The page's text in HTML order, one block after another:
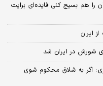
را هم بسیج کنی فایده‌ای برایت
ایران
شورش در ایران شد
اگر به شلاق محکوم شوی